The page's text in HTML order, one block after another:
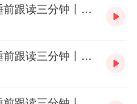
儿童启蒙必读丨国学经典诵读丨睡前跟读三分钟丨声律启蒙十四盐上丨求订阅转发点赞
儿童启蒙必读丨国学经典诵读丨睡前跟读三分钟丨声律启蒙十三覃下丨求关注订阅转发